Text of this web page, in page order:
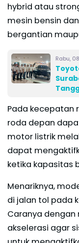
hybrid atau
mesin bensin
bergantian
Rabu,
Pada kecepatan
roda depan
motor listrik
dapat
ketika kapasitas
Menariknya,
di jalan tol pada
Caranya
akselerasi agar